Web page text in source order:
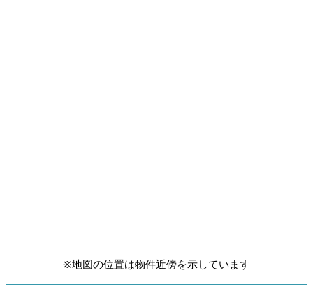
※地図の位置は物件近傍を示しています